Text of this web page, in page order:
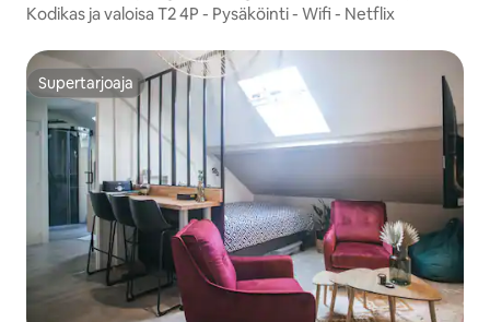
Kodikas ja valoisa T2 4P - Pysäköinti - Wifi - Netflix
Supertarjoaja
Supertarjoaja